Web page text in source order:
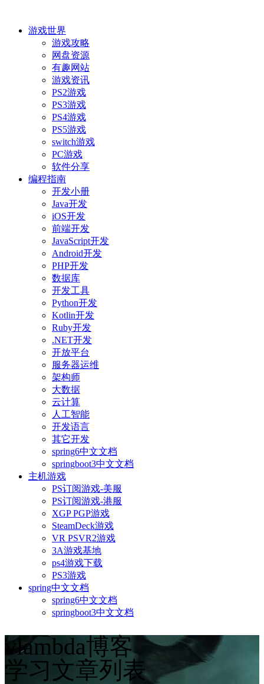
游戏世界
游戏攻略
网盘资源
有趣网站
游戏资讯
PS2游戏
PS3游戏
PS4游戏
PS5游戏
switch游戏
PC游戏
软件分享
编程指南
开发小册
Java开发
iOS开发
前端开发
JavaScript开发
Android开发
PHP开发
数据库
开发工具
Python开发
Kotlin开发
Ruby开发
.NET开发
开放平台
服务器运维
架构师
大数据
云计算
人工智能
开发语言
其它开发
spring6中文文档
springboot3中文文档
主机游戏
PS订阅游戏-美服
PS订阅游戏-港服
XGP PGP游戏
SteamDeck游戏
VR PSVR2游戏
3A游戏基地
ps4游戏下载
PS3游戏
spring中文文档
spring6中文文档
springboot3中文文档
vlambda博客
学习文章列表